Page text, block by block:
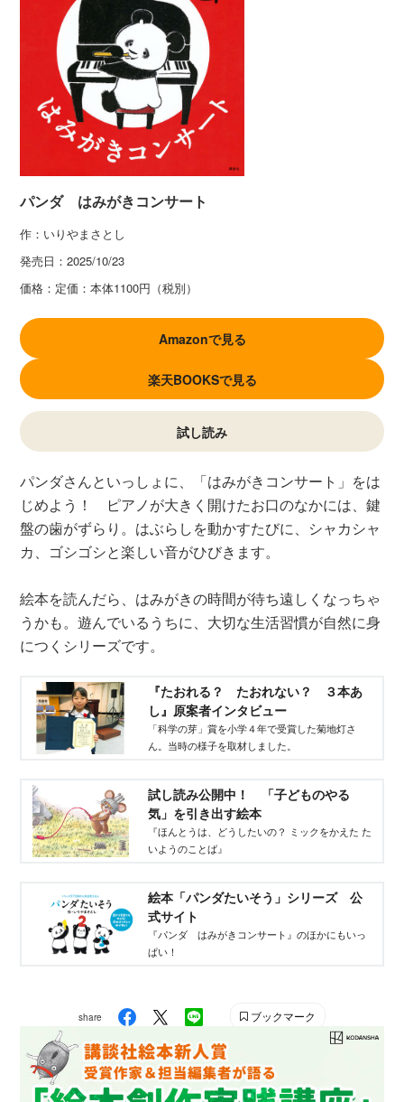
パンダ はみがきコンサート
作：いりやまさとし
発売日：2025/10/23
価格： 定価：本体1100円（税別）
Amazonで見る
楽天BOOKSで見る
試し読み
パンダさんといっしょに、「はみがきコンサート」をは
じめよう！ ピアノが大きく開けたお口のなかには、鍵
盤の歯がずらり。はぶらしを動かすたびに、シャカシャ
カ、ゴシゴシと楽しい音がひびきます。
絵本を読んだら、はみがきの時間が待ち遠しくなっちゃ
うかも。遊んでいるうちに、大切な生活習慣が自然に身
につくシリーズです。
『たおれる？ たおれない？ ３本あ
し』原案者インタビュー
「科学の芽」賞を小学４年で受賞した菊地灯さ
ん。当時の様子を取材しました。
試し読み公開中！ 「子どものやる
気」を引き出す絵本
『ほんとうは、どうしたいの？ ミックをかえた た
いようのことば』
絵本「パンダたいそう」シリーズ 公
式サイト
『パンダ はみがきコンサート』のほかにもいっ
ぱい！
share ブックマーク